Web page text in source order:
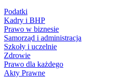
Podatki
Kadry i BHP
Prawo w biznesie
Samorząd i administracja
Szkoły i uczelnie
Zdrowie
Prawo dla każdego
Akty Prawne